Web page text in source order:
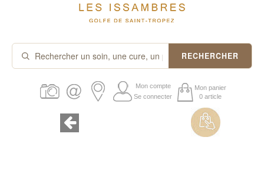
ABONNEMENTS
PROMOS
RECHERCHER
Mon compte
Se connecter
Mon panier
0 article